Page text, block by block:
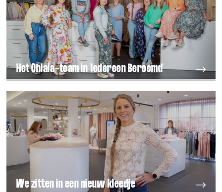
Het Ohlala-team in 'Iedereen Beroemd'
We zitten in een nieuw kleedje